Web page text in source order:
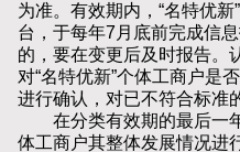
为准。有效期内，“名特优
台，于每年7月底前完成信
的，要在变更后及时报告。
对“名特优新”个体工商户是
进行确认，对已不符合标准
在分类有效期的最后一年
体工商户其整体发展情况进